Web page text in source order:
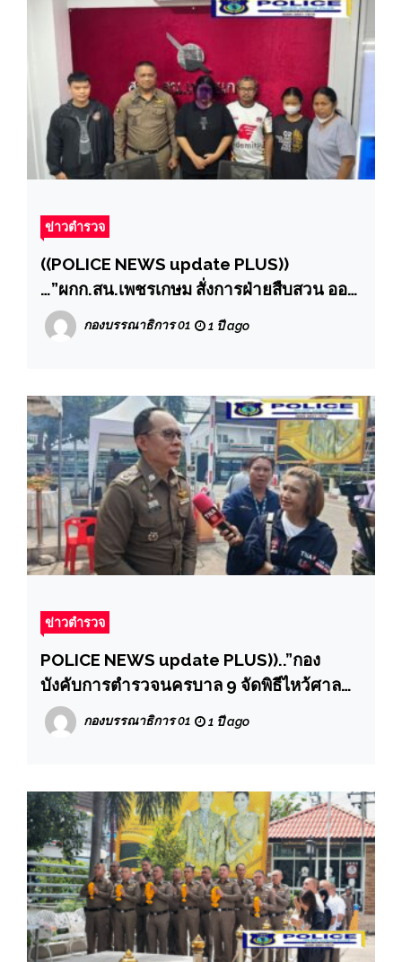
ข่าวตำรวจ
((POLICE NEWS update PLUS))
…”ผกก.สน.เพชรเกษม สั่งการฝ่ายสืบสวน ออก
ตามหานักเรียนสาว หลังพ่อแจ้งความหายตัว
ออกจากบ้านสุดท้ายโดนแกงค์คอลเซนเตอร์
เหยื่อหวุดหวิด”
กองบรรณาธิการ 01 1 ปี ago
ข่าวตำรวจ
POLICE NEWS update PLUS))..”กอง
บังคับการตำรวจนครบาล 9 จัดพิธีไหว้ศาล
และทำบุญเลี้ยงพระ”
กองบรรณาธิการ 01 1 ปี ago